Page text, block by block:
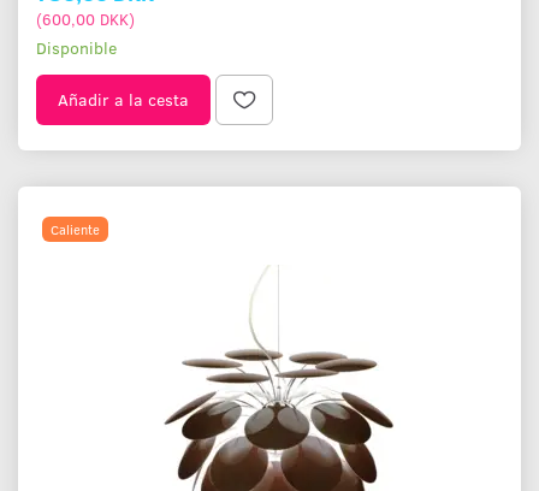
(600,00 DKK)
Disponible
Añadir a la cesta
Caliente